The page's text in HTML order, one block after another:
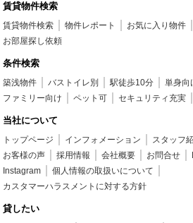
賃貸物件検索
賃貸物件検索 物件レポート お気に入り物件
お部屋探し依頼
条件検索
築浅物件 バストイレ別 駅徒歩10分 単身向
ファミリー向け
ペット可 セキュリティ充実
当社について
トップページ インフォメーション スタッフ
お客様の声
採用情報 会社概要 お問合せ
Instagram
個人情報の取扱いについて
カスタマーハラスメントに対する方針
貸したい